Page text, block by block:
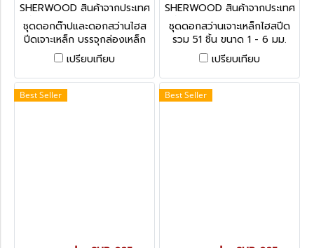
SHERWOOD สินค้าจากประเทศ
อังกฤษ SHR-025-9970K
ชุดดอกต๊าปและดอกสว่านไฮส
ปีดเจาะเหล็ก บรรจุกล่องเหล็ก
รวม 24 ชิ้น ขนาด 1 - 6 มม.
Tap & Drill Sets - 24
Pieces
เปรียบเทียบ
SHERWOOD สินค้าจากประเทศ
อังกฤษ SHR-025-8920K
ชุดดอกสว่านเจาะเหล็กไฮสปีด
รวม 51 ชิ้น ขนาด 1 - 6 มม.
HSS Ground Flute Metric-
Inch-Gauge Jobber Drill Set
- 114 Pieces
เปรียบเทียบ
Best Seller Best Seller